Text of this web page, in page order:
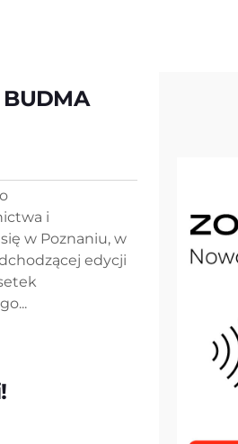
i
w Poznaniu, w
edycji